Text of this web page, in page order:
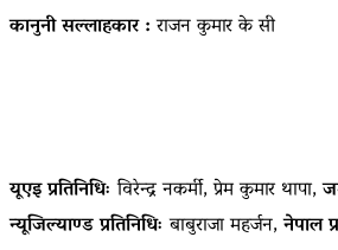
कानुनी सल्लाहकार :राजन कुमार के सी
यूएइ प्रतिनिधिः विरेन्द्र नकर्मी, प्रेम कुमार थापा,
न्यूजिल्याण्ड प्रतिनिधिः बाबुराजा महर्जन,नेपाल